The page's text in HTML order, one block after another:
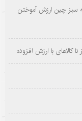
سبز چین ارزش آموختن
با ارزش افزوده